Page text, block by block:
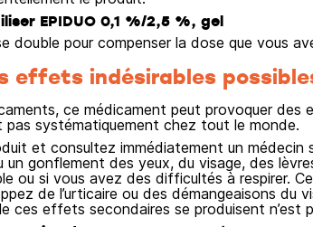
EPIDUO 0,1 %/2,5 %, gel
double pour compenser la dose que vous
effets indésirables
ce médicament peut provoquer des
pas systématiquement chez tout le monde.
et consultez immédiatement un médecin
gonflement des yeux, du visage, des
ou si vous avez des difficultés à respirer.
de l’urticaire ou des démangeaisons du
ces effets secondaires se produisent n’est